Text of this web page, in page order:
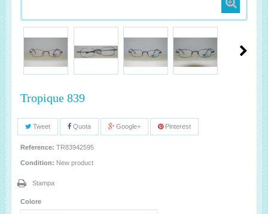
Tropique 839
Tweet Quota Google+ Pinterest
Reference: TR83942595
Condition: New product
Stampa
Colore